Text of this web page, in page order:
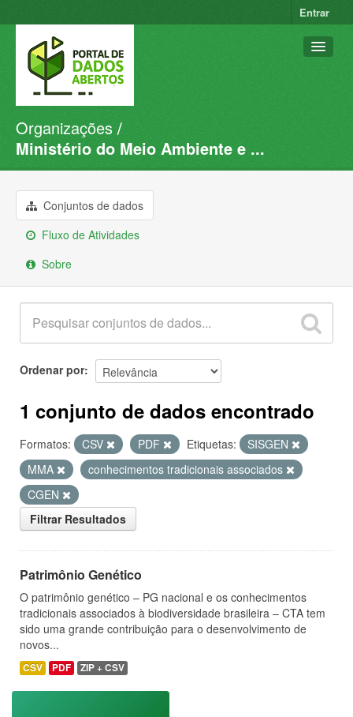
Entrar
Conjuntos de dados
Organizações
Sobre
Organizações
Ministério do Meio Ambiente e ...
Conjuntos de dados
Fluxo de Atividades
Sobre
Ordenar por
1 conjunto de dados encontrado
Formatos: CSV PDF Etiquetas:
SISGEN
MMA
conhecimentos tradicionais associados
CGEN
Filtrar Resultados
Patrimônio Genético
O patrimônio genético – PG nacional e os conhecimentos
tradicionais associados à biodiversidade brasileira – CTA tem
sido uma grande contribuição para o desenvolvimento de
novos...
CSV PDF ZIP + CSV